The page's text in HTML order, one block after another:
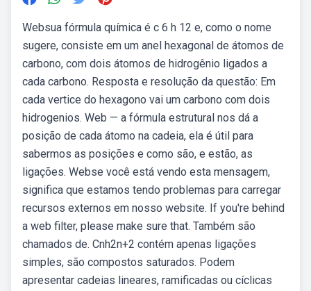
Websua fórmula química é c 6 h 12 e, como o nome
sugere, consiste em um anel hexagonal de átomos de
carbono, com dois átomos de hidrogênio ligados a
cada carbono. Resposta e resolução da questão: Em
cada vertice do hexagono vai um carbono com dois
hidrogenios. Web — a fórmula estrutural nos dá a
posição de cada átomo na cadeia, ela é útil para
sabermos as posições e como são, e estão, as
ligações. Webse você está vendo esta mensagem,
significa que estamos tendo problemas para carregar
recursos externos em nosso website. If you're behind
a web filter, please make sure that. Também são
chamados de. Cnh2n+2 contém apenas ligações
simples, são compostos saturados. Podem
apresentar cadeias lineares, ramificadas ou cíclicas